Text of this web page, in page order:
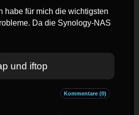
habe für mich die wichtigsten
Da die Synology-NAS
und iftop
Kommentare (0)